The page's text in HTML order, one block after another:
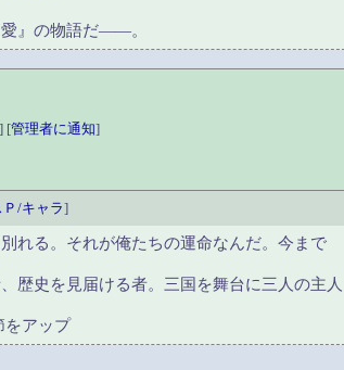
』の物語だ――。
[管理者に通知]
/キャラ]
れる。それが俺たちの運命なんだ。今まで
歴史を見届ける者。三国を舞台に三人の主人
をアップ